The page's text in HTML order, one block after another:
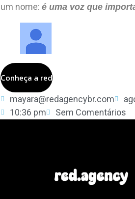
um nome: é uma voz que
Conheça a red
mayara@redagencybr.com
10:36 pm
Sem Comentários